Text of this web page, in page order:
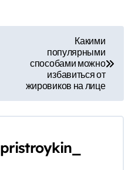
Какими
популярными
способами можно
избавиться от
жировиков на лице
pristroykin_